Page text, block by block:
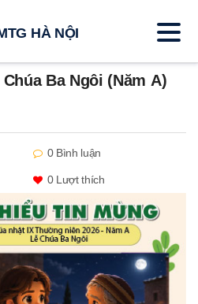
Ba Ngôi (Năm A)
0 Bình luận
0Lượt thích
HÀ NỘI